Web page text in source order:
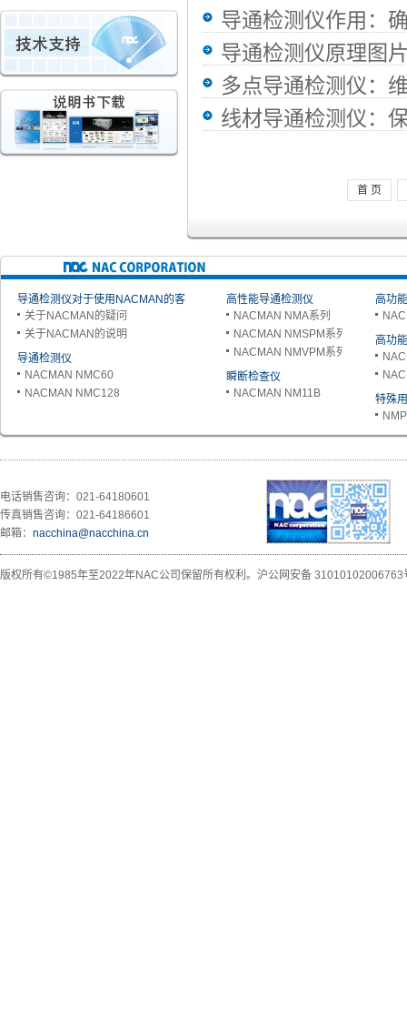
导通检测仪作用：
导通检测仪原理图
多点导通检测仪：
线材导通检测仪：
首 页
导通检测仪对于使用NACMAN的客
户关于NACMAN的疑问
关于NACMAN的说明
导通检测仪
NACMAN NMC60
NACMAN NMC128
高性能导通检测仪
NACMAN NMA系列
NACMAN NMSPM系列
NACMAN NMVPM系列
瞬断检查仪
NACMAN NM11B
高功
高功
特殊
电话销售咨询：021-64180601
传真销售咨询：021-64186601
邮箱： nacchina@nacchina.cn
版权所有©1985年至2022年NAC公司保留所有权利。 沪公网安备 31010102006763